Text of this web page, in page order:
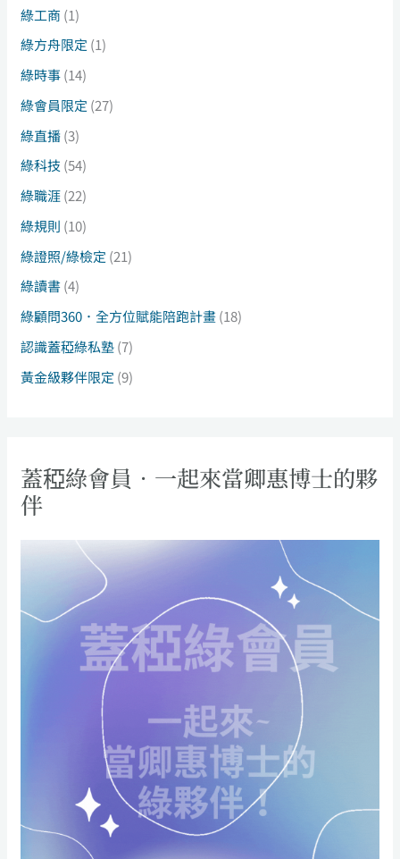
綠工商 (1)
綠方舟限定 (1)
綠時事(14)
綠會員限定 (27)
綠直播(3)
綠科技 (54)
綠職涯(22)
綠規則 (10)
綠證照/綠檢定 (21)
綠讀書(4)
綠顧問360．全方位賦能陪跑計畫(18)
認識蓋稏綠私塾(7)
黃金級夥伴限定 (9)
蓋稏綠會員．一起來當卿惠博士的夥
伴